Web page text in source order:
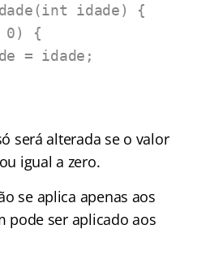
idade) {
será alterada se o valor
igual a zero.
se aplica apenas aos
pode ser aplicado aos